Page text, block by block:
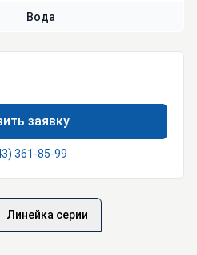
Вода
заявку
361-85-99
Линейка серии